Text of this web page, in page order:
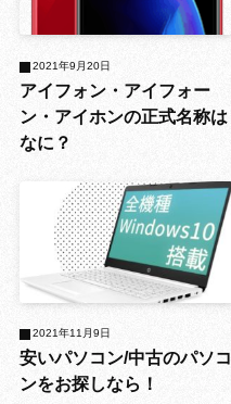
アイフォン・アイフォー
ン・アイホンの正式名称は
なに？
2021年9月20日
安いパソコン/中古のパソコ
ンをお探しなら！
2021年11月9日